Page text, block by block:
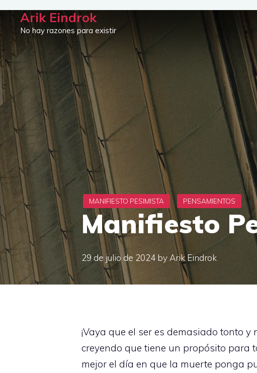
Saltar
contenido
Arik Eindrok
No hay razones para existir
Manifiesto
29 de julio de 2024 by Arik Eindrok
¡Vaya que el ser es demasiado tonto
creyendo que tiene un propósito para
mejor el día en que la muerte ponga